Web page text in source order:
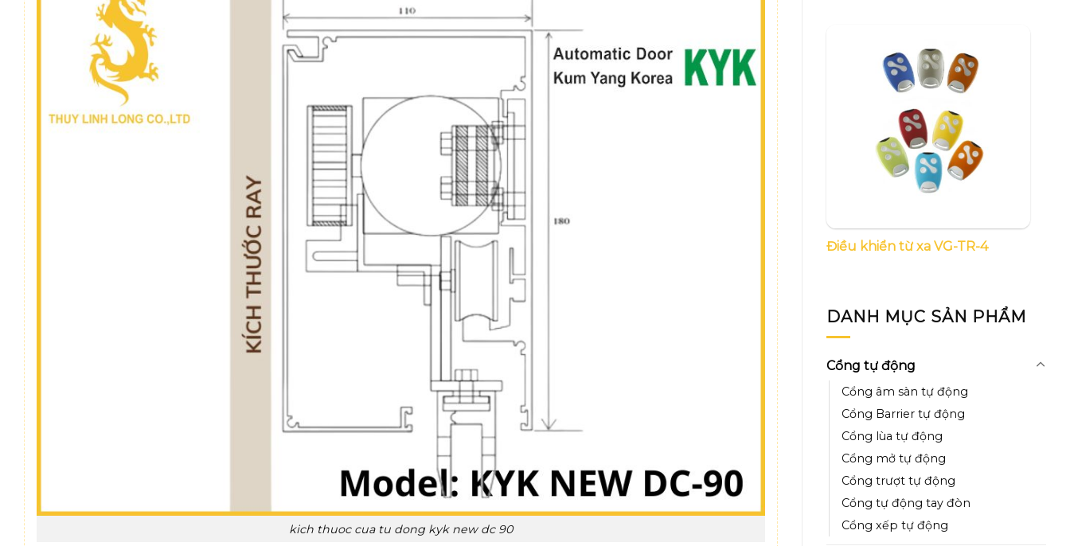
Điều khiển từ xa VG-TR-4
DANH MỤC SẢN PHẨM
Cổng tự động
Cổng âm sàn tự động
Cổng Barrier tự động
Cổng lùa tự động
Cổng mở tự động
Cổng trượt tự động
Cổng tự động tay đòn
Cổng xếp tự động
kich thuoc cua tu dong kyk new dc 90